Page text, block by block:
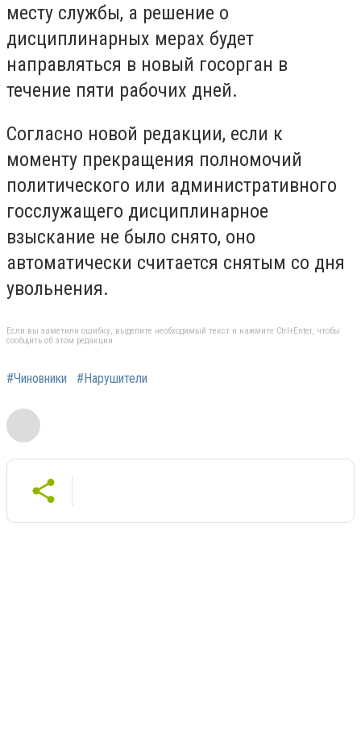
месту службы, а решение о
дисциплинарных мерах будет
направляться в новый госорган в
течение пяти рабочих дней.
Согласно новой редакции, если к
моменту прекращения полномочий
политического или административного
госслужащего дисциплинарное
взыскание не было снято, оно
автоматически считается снятым со дня
увольнения.
Если вы заметили ошибку, выделите необходимый текст и нажмите Ctrl+Enter, чтобы
сообщить об этом редакции
#Чиновники #Нарушители